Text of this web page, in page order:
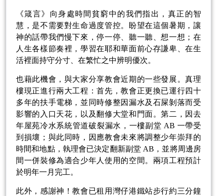
《箴言》向身處時間貧窮中的我們指出，真正的智
慧，是不需要對生命過度管控。盼望在這個暑期，讓
神的話帶我們慢下來，停一停、聽一聽、想一想；在
人生各樣節奏裡，學習在耶和華面前心存謙卑、在生
活裡面持守分寸、在繁忙之中辨明優次。
也藉此機會，與大家分享教會近期的一些發展。真理
樓現正進行兩大工程：首先，教會正更換已運行四十
多年的扶手電梯，並同時修整因漏水及石屎剝落而受
影響的入口天花，以及翻修大堂和門面。第二，因去
年屋苑冷水系統管道破裂漏水，一樓副堂 AB 一帶受
到損壞；與此同時，因應教會未來將調整少年崇拜的
時間和地點，執理會已決定翻新副堂 AB，並將周邊房
間一併裝修為適合少年人使用的空間。兩項工程預計
於明年一月完工。
此外，感謝神！教會已租用灣仔港鐵站步行約三分鐘